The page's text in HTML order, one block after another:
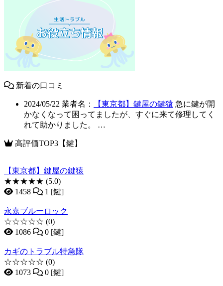
新着の口コミ
2024/05/22 業者名： 【東京都】鍵屋の鍵猿 急に鍵が開
かなくなって困ってましたが、すぐに来て修理してく
れて助かりました。 …
高評価TOP3【鍵】
【東京都】鍵屋の鍵猿
★★★★★ (5.0)
1458
1 [鍵]
永嘉ブルーロック
☆☆☆☆☆ (0)
1086
0 [鍵]
カギのトラブル特急隊
☆☆☆☆☆ (0)
1073
0 [鍵]